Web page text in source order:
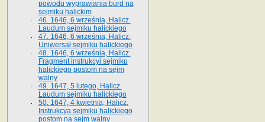
powodu wyprawiania burd na
sejmiku halickim
46. 1646, 6 września, Halicz.
Laudum sejmiku halickiego
47. 1646, 6 września, Halicz.
Uniwersał sejmiku halickiego
48. 1646, 6 września, Halicz.
Fragment instrukcyi sejmiku
halickiego postom na sejm
walny
49. 1647, 5 lutego, Halicz.
Laudum sejmiku halickiego
50. 1647, 4 kwietnia, Halicz.
Instrukcya sejmiku halickiego
postom na sejm walny